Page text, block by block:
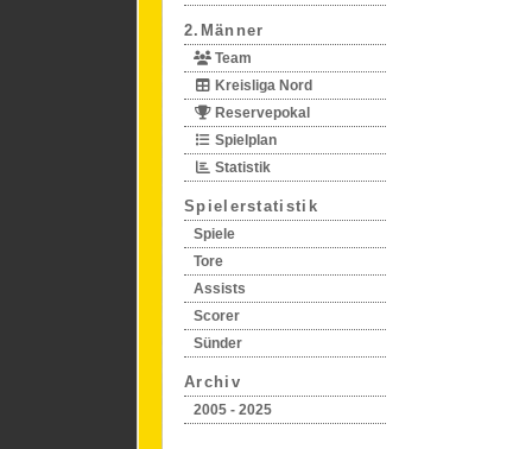
2.Männer
Team
Kreisliga Nord
Reservepokal
Spielplan
Statistik
Spielerstatistik
Spiele
Tore
Assists
Scorer
Sünder
Archiv
2005 - 2025